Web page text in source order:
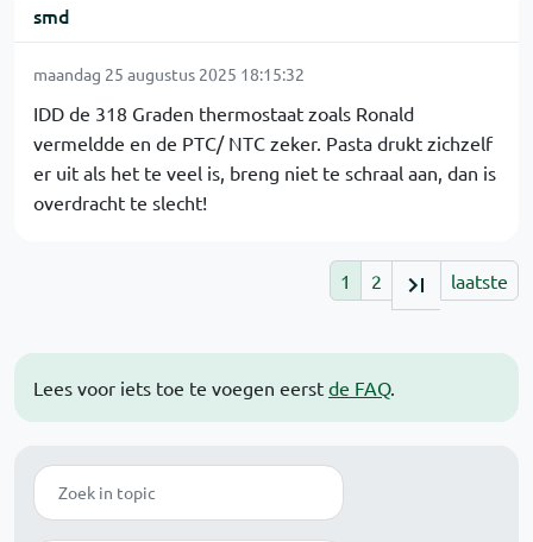
Lees voor iets toe te voegen eerst de FAQ.
Zoek
smd
maandag 25 augustus 2025 18:15:32
IDD de 318 Graden thermostaat zoals Ronald
vermeldde en de PTC/ NTC zeker. Pasta drukt zichzelf
er uit als het te veel is, breng niet te schraal aan, dan is
overdracht te slecht!
1 2 laatste